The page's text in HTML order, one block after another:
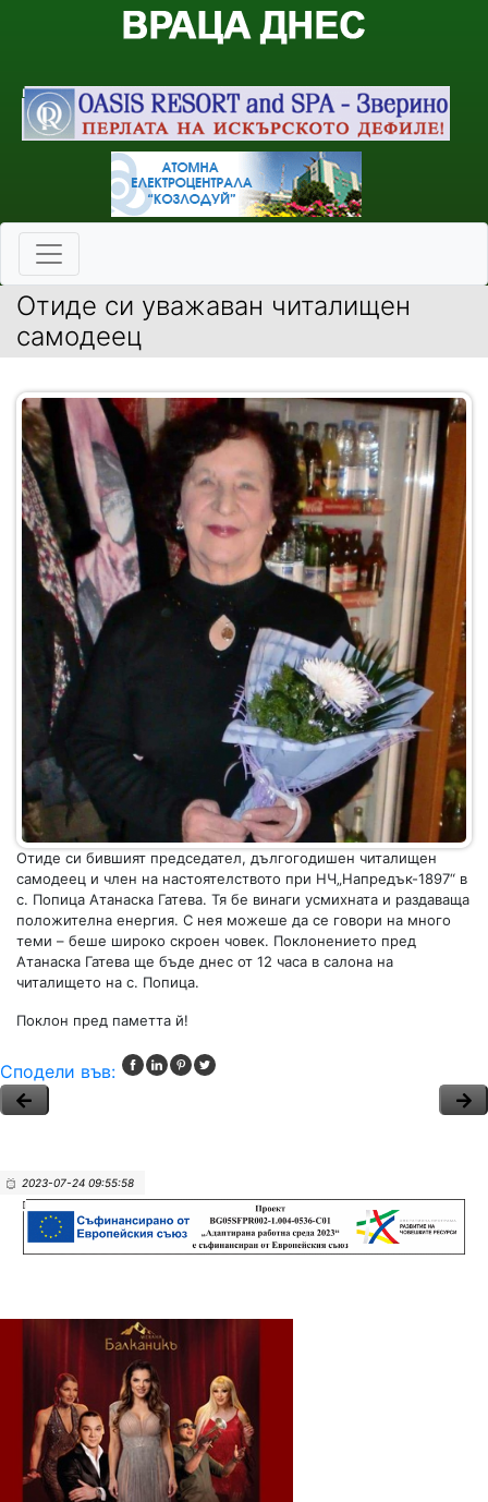
Отиде си уважаван читалищен
самодеец
Отиде си бившият председател, дългогодишен читалищен
самодеец и член на настоятелството при НЧ„Напредък-1897“ в
с. Попица Атанаска Гатева. Тя бе винаги усмихната и раздаваща
положителна енергия. С нея можеше да се говори на много
теми – беше широко скроен човек. Поклонението пред
Атанаска Гатева ще бъде днес от 12 часа в салона на
читалището на с. Попица.
Поклон пред паметта й!
Сподели във:
2023-07-24 09:55:58